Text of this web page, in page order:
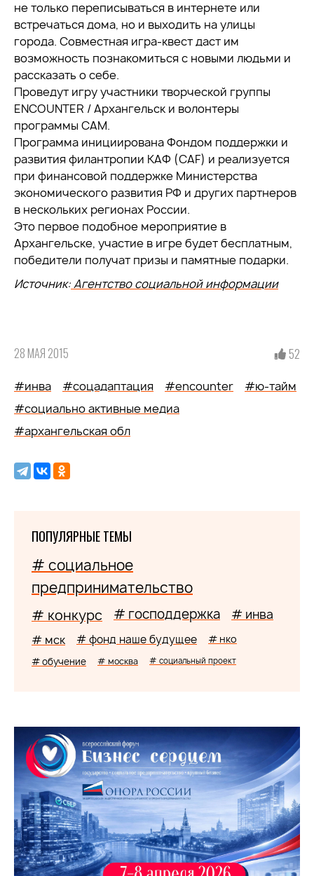
не только переписываться в интернете или
встречаться дома, но и выходить на улицы
города. Совместная игра-квест даст им
возможность познакомиться с новыми людьми и
рассказать о себе.
Проведут игру участники творческой группы
ENCOUNTER / Архангельск и волонтеры
программы САМ.
Программа инициирована Фондом поддержки и
развития филантропии КАФ (CAF) и реализуется
при финансовой поддержке Министерства
экономического развития РФ и других партнеров
в нескольких регионах России.
Это первое подобное мероприятие в
Архангельске, участие в игре будет бесплатным,
победители получат призы и памятные подарки.
Источник:Агентство социальной информации
28 МАЯ 2015 52
#инва #соцадаптация #encounter
#ю-тайм
#социально активные медиа
#архангельская обл
ПОПУЛЯРНЫЕ ТЕМЫ
# социальное
предпринимательство
# конкурс # господдержка # инва
# мск # фонд наше будущее # нко
# обучение # москва # социальный проект